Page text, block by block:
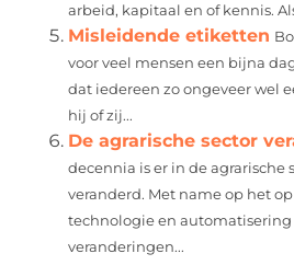
arbeid, kapitaal en of kennis.
Misleidende etiketten
voor veel mensen een bijna
dat iedereen zo ongeveer wel
hij of zij...
De agrarische sector
decennia is er in de agrarische
veranderd. Met name op het
technologie en automatisering
veranderingen...